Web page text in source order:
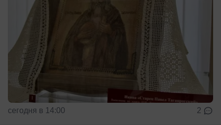
сегодня в 14:00 2